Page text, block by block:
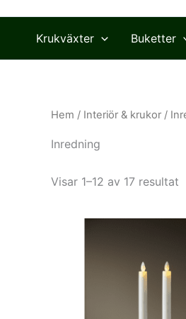
Krukväxter Buketter
Hem / Interiör & krukor /
Inredning
Visar 1–12 av 17 resultat